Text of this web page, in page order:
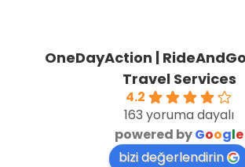
OneDayAction |
Travel Services
4.2
163 yoruma dayalı
powered byGoogle
bizi değerlendirin